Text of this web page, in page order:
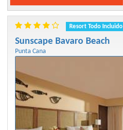
Resort Todo Incluido
Sunscape Bavaro Beach
Punta Cana